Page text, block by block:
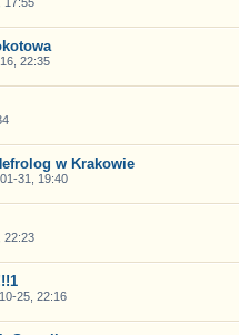
22:35
w Krakowie
31, 19:40
22:23
25, 22:16